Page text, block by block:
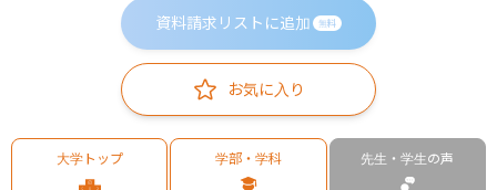
資料請求リストに追加 無料
お気に入り
大学トップ 学部・学科 先生・学生の声